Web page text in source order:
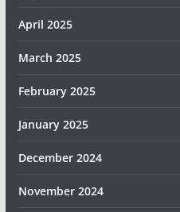
April 2025
March 2025
February 2025
January 2025
December 2024
November 2024